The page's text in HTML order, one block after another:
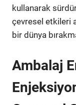
kullanarak
çevresel etkileri
bir dünya
Ambalaj